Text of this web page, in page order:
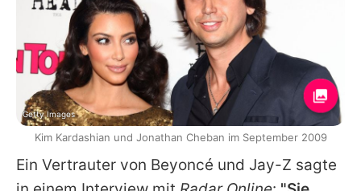
Ein Vertrauter von Beyoncé und Jay-Z sagte
Getty Images
Kim Kardashian und Jonathan Cheban im September 2009